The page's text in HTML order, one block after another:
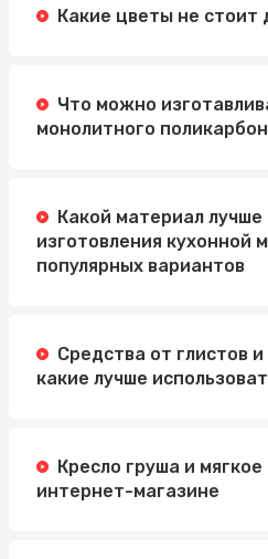
Какие цветы не
Что можно
монолитного
Какой материал
изготовления кухонной
популярных вариантов
Средства от глистов
какие лучше
Кресло груша и мягкое
интернет-магазине